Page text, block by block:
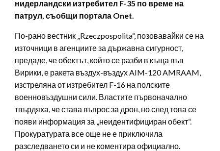
нидерландски изтребител F-35 по време на
патрул, съобщи портала Onet.
По-рано вестник „Rzeczpospolita“, позовавайки се на
източници в агенциите за държавна сигурност,
предаде, че обектът, който се разби в къща във
Вирики, е ракета въздух-въздух AIM-120 AMRAAM,
изстреляна от изтребител F-16 на полските
военновъздушни сили. Властите първоначално
твърдяха, че става въпрос за дрон, но след това се
появи информация за „неидентифициран обект“.
Прокуратурата все още не е приключила
разследването си и не коментира официално.